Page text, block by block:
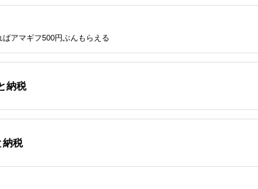
アム
しゃぶしゃ
500g×2パ
20本 ウインナー 地鶏
ばアマギフ500円ぶんもらえる
納税
納税